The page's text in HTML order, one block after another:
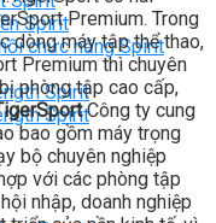
Spirit
chức năng Spirit
Spirit
Spirit
Premium. Trong
dòng máy tập thể thao,
Premium thì chuyên
phòng tập cao cấp,
Công ty cung
bao gồm máy trọng
bộ chuyên nghiệp
với các phòng tập
nhập, doanh nghiệp